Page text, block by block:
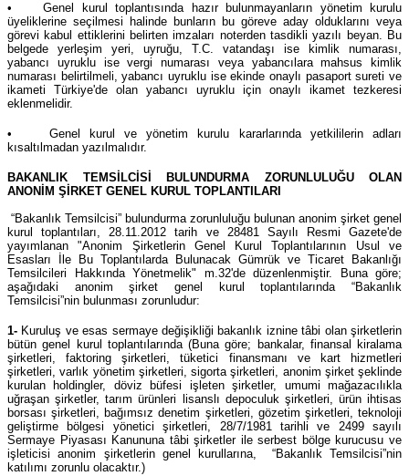
• Genel kurul toplantısında hazır bulunmayanların yönetim kurulu
üyeliklerine seçilmesi halinde bunların bu göreve aday olduklarını veya
görevi kabul ettiklerini belirten imzaları noterden tasdikli yazılı beyan. Bu
belgede yerleşim yeri, uyruğu, T.C. vatandaşı ise kimlik numarası,
yabancı uyruklu ise vergi numarası veya yabancılara mahsus kimlik
numarası belirtilmeli, yabancı uyruklu ise ekinde onaylı pasaport sureti ve
ikameti Türkiye'de olan yabancı uyruklu için onaylı ikamet tezkeresi
eklenmelidir.
• Genel kurul ve yönetim kurulu kararlarında yetkililerin adları
kısaltılmadan yazılmalıdır.
BAKANLIK TEMSİLCİSİ BULUNDURMA ZORUNLULUĞU OLAN
ANONİM ŞİRKET GENEL KURUL TOPLANTILARI
“Bakanlık Temsilcisi” bulundurma zorunluluğu bulunan anonim şirket genel
kurul toplantıları, 28.11.2012 tarih ve 28481 Sayılı Resmi Gazete'de
yayımlanan "Anonim Şirketlerin Genel Kurul Toplantılarının Usul ve
Esasları İle Bu Toplantılarda Bulunacak Gümrük ve Ticaret Bakanlığı
Temsilcileri Hakkında Yönetmelik" m.32'de düzenlenmiştir. Buna göre;
aşağıdaki anonim şirket genel kurul toplantılarında “Bakanlık
Temsilcisi”nin bulunması zorunludur:
1- Kuruluş ve esas sermaye değişikliği bakanlık iznine tâbi olan şirketlerin
bütün genel kurul toplantılarında (Buna göre; bankalar, finansal kiralama
şirketleri, faktoring şirketleri, tüketici finansmanı ve kart hizmetleri
şirketleri, varlık yönetim şirketleri, sigorta şirketleri, anonim şirket şeklinde
kurulan holdingler, döviz büfesi işleten şirketler, umumi mağazacılıkla
uğraşan şirketler, tarım ürünleri lisanslı depoculuk şirketleri, ürün ihtisas
borsası şirketleri, bağımsız denetim şirketleri, gözetim şirketleri, teknoloji
geliştirme bölgesi yönetici şirketleri, 28/7/1981 tarihli ve 2499 sayılı
Sermaye Piyasası Kanununa tâbi şirketler ile serbest bölge kurucusu ve
işleticisi anonim şirketlerin genel kurullarına, “Bakanlık Temsilcisi”nin
katılımı zorunlu olacaktır.)